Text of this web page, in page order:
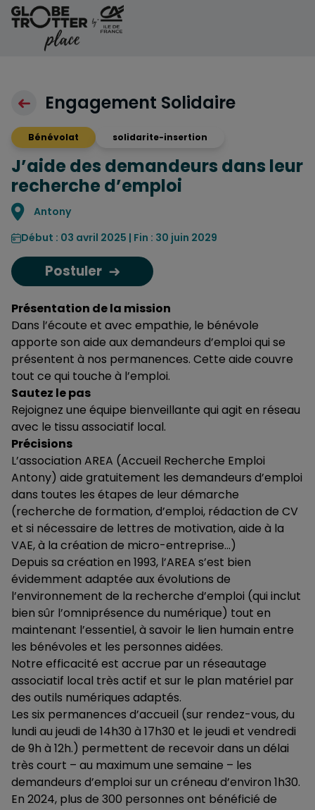
Aller au contenu
Engagement Solidaire
Bénévolat solidarite-insertion
J’aide des demandeurs dans leur
recherche d’emploi
Localisation
Antony
Début : 03 avril 2025 | Fin : 30 juin 2029
Postuler
Présentation de la mission
Dans l’écoute et avec empathie, le bénévole
apporte son aide aux demandeurs d’emploi qui se
présentent à nos permanences. Cette aide couvre
tout ce qui touche à l’emploi.
Sautez le pas
Rejoignez une équipe bienveillante qui agit en réseau
avec le tissu associatif local.
Précisions
L’association AREA (Accueil Recherche Emploi
Antony) aide gratuitement les demandeurs d’emploi
dans toutes les étapes de leur démarche
(recherche de formation, d’emploi, rédaction de CV
et si nécessaire de lettres de motivation, aide à la
VAE, à la création de micro-entreprise…)
Depuis sa création en 1993, l’AREA s’est bien
évidemment adaptée aux évolutions de
l’environnement de la recherche d’emploi (qui inclut
bien sûr l’omniprésence du numérique) tout en
maintenant l’essentiel, à savoir le lien humain entre
les bénévoles et les personnes aidées.
Notre efficacité est accrue par un réseautage
associatif local très actif et sur le plan matériel par
des outils numériques adaptés.
Les six permanences d’accueil (sur rendez-vous, du
lundi au jeudi de 14h30 à 17h30 et le jeudi et vendredi
de 9h à 12h.) permettent de recevoir dans un délai
très court – au maximum une semaine – les
demandeurs d’emploi sur un créneau d’environ 1h30.
En 2024, plus de 300 personnes ont bénéficié de